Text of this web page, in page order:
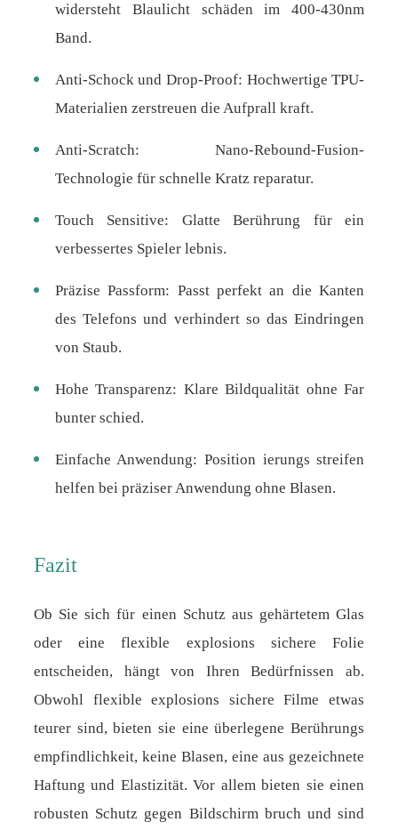
widersteht Blaulicht schäden im 400-430nm
Band.
Anti-Schock und Drop-Proof: Hochwertige TPU-
Materialien zerstreuen die Aufprall kraft.
Anti-Scratch: Nano-Rebound-Fusion-
Technologie für schnelle Kratz reparatur.
Touch Sensitive: Glatte Berührung für ein
verbessertes Spieler lebnis.
Präzise Passform: Passt perfekt an die Kanten
des Telefons und verhindert so das Eindringen
von Staub.
Hohe Transparenz: Klare Bildqualität ohne Far
bunter schied.
Einfache Anwendung: Position ierungs streifen
helfen bei präziser Anwendung ohne Blasen.
Fazit
Ob Sie sich für einen Schutz aus gehärtetem Glas
oder eine flexible explosions sichere Folie
entscheiden, hängt von Ihren Bedürfnissen ab.
Obwohl flexible explosions sichere Filme etwas
teurer sind, bieten sie eine überlegene Berührungs
empfindlichkeit, keine Blasen, eine aus gezeichnete
Haftung und Elastizität. Vor allem bieten sie einen
robusten Schutz gegen Bildschirm bruch und sind